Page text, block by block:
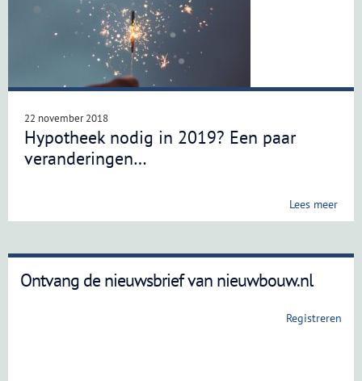
22 november 2018
Hypotheek nodig in 2019? Een paar
veranderingen…
Lees meer
Ontvang de nieuwsbrief van nieuwbouw.nl
Registreren